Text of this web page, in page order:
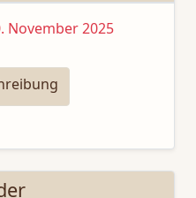
November 2025